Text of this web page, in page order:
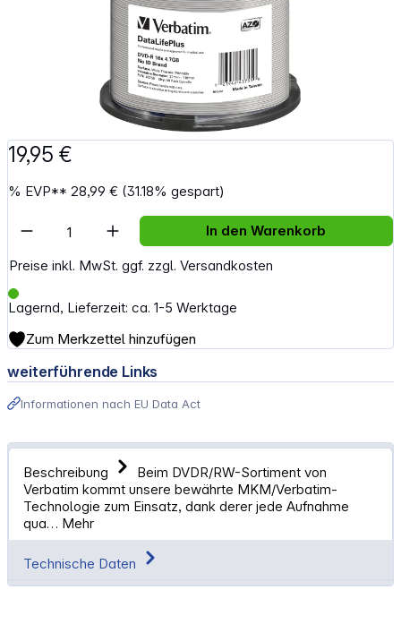
19,95 €
% EVP** 28,99 € (31.18% gespart)
Preise inkl. MwSt. ggf. zzgl. Versandkosten
Lagernd, Lieferzeit: ca. 1-5 Werktage
Artikel Anzahl: Gib den gewünschten
In den Warenkorb
Zum Merkzettel hinzufügen
weiterführende Links
Informationen nach EU Data Act
Beschreibung
Beim DVDR/RW-Sortiment von
Verbatim kommt unsere bewährte MKM/Verbatim-
Technologie zum Einsatz, dank derer jede Aufnahme
qua… Mehr
Technische Daten